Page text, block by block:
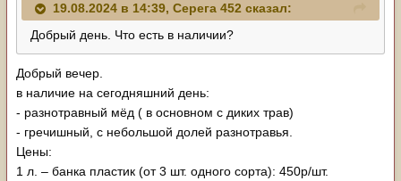
19.08.2024 в 14:39, Серега 452 сказал:
Добрый день. Что есть в наличии?
Добрый вечер.
в наличие на сегодняшний день:
- разнотравный мёд ( в основном с диких трав)
- гречишный, с небольшой долей разнотравья.
Цены:
1 л. – банка пластик (от 3 шт. одного сорта): 450р/шт.